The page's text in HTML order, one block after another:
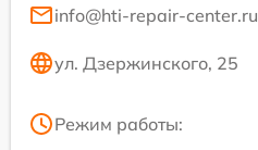
info@hti-repair-center.ru
ул. Дзержинского, 25
Режим работы: